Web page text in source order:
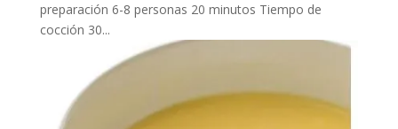
preparación 6-8 personas 20 minutos Tiempo de
cocción 30...